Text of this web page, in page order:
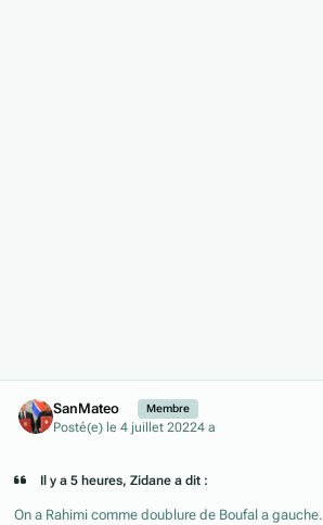
SanMateo Membre
Posté(e) le 4 juillet 20224 a
Il y a 5 heures, Zidane a dit :
On a Rahimi comme doublure de Boufal a gauche.